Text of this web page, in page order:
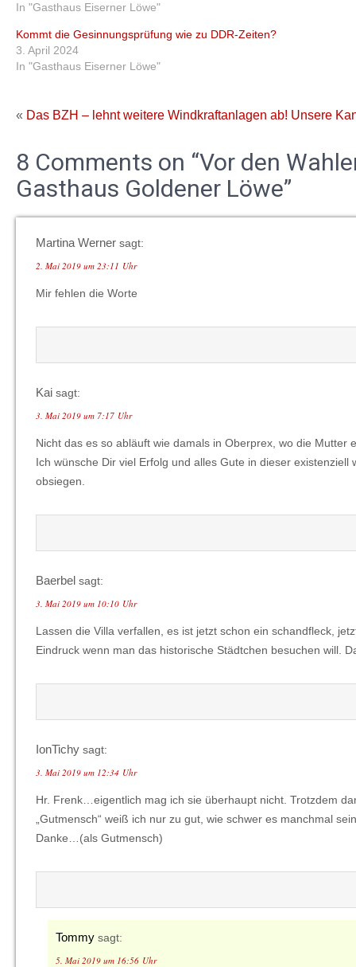
In "Gasthaus Eiserner Löwe"
Kommt die Gesinnungsprüfung wie zu DDR-Zeiten?
3. April 2024
In "Gasthaus Eiserner Löwe"
« Das BZH – lehnt weitere Windkraftanlagen ab! Unsere
8 Comments on “Vor den
Gasthaus Goldener Löwe”
Martina Werner sagt:
2. Mai 2019 um 23:11 Uhr
Mir fehlen die Worte
Kai sagt:
3. Mai 2019 um 7:17 Uhr
Nicht das es so abläuft wie damals in Oberprex, wo die
Ich wünsche Dir viel Erfolg und alles Gute in dieser
obsiegen.
Baerbel sagt:
3. Mai 2019 um 10:10 Uhr
Lassen die Villa verfallen, es ist jetzt schon ein schandfleck,
Eindruck wenn man das historische Städtchen besuchen will.
IonTichy sagt:
3. Mai 2019 um 12:34 Uhr
Hr. Frenk…eigentlich mag ich sie überhaupt nicht. Trotzdem
„Gutmensch“ weiß ich nur zu gut, wie schwer es manchmal
Danke…(als Gutmensch)
Tommy sagt:
5. Mai 2019 um 16:56 Uhr